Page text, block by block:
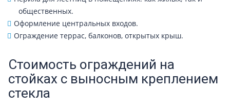
общественных.
Оформление центральных входов.
Ограждение террас, балконов, открытых крыш.
Стоимость ограждений на
стойках с выносным креплением
стекла